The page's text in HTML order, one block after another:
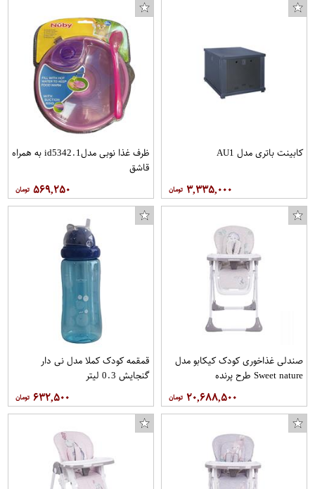
کابینت باتری مدل AU1
۳,۳۳۵,۰۰۰
ظرف غذا نوبی مدلid5342.1 به همراه
قاشق
۵۶۹,۲۵۰
صندلی غذاخوری کودک کیکابو مدل
Sweet nature طرح پرنده
۲۰,۶۸۸,۵۰۰
قمقمه کودک کملا مدل نی دار
گنجایش 0.3 لیتر
۶۳۲,۵۰۰